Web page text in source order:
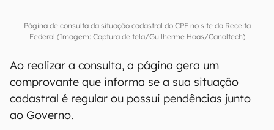
Página de consulta da situação cadastral do CPF no site da Receita
Federal (Imagem: Captura de tela/Guilherme Haas/Canaltech)
Ao realizar a consulta, a página gera um
comprovante que informa se a sua situação
cadastral é regular ou possui pendências junto
ao Governo.